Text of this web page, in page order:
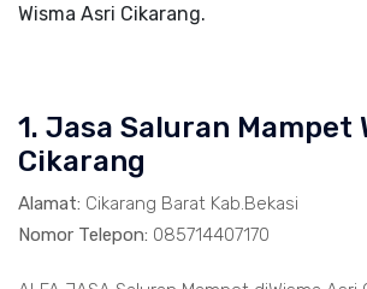
Wisma Asri Cikarang.
1. Jasa Saluran Mampet
Cikarang
Alamat: Cikarang Barat Kab.Bekasi
Nomor Telepon: 085714407170